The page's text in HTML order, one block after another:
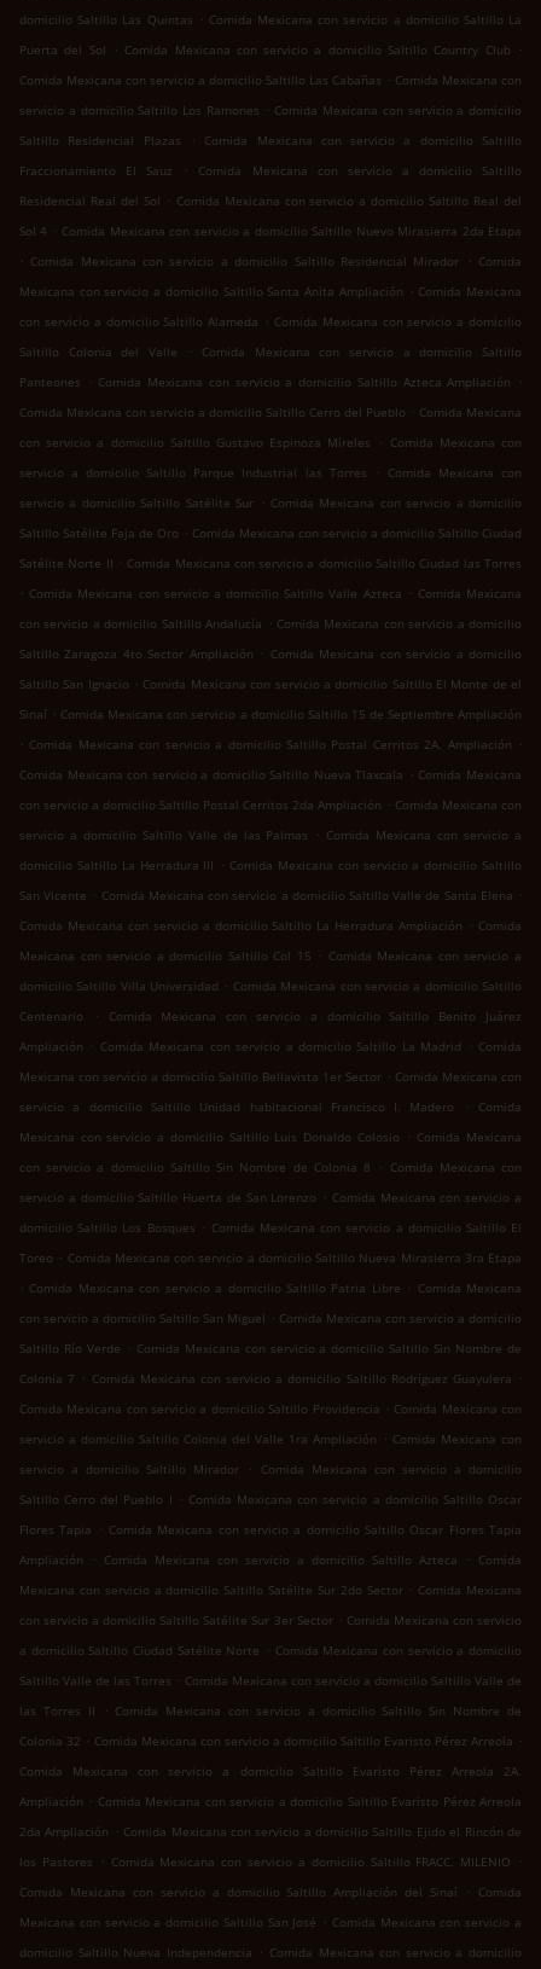
domicilio Saltillo Las Quintas . Comida Mexicana con servicio a domicilio Saltillo La
Puerta del Sol
. Comida Mexicana con servicio a domicilio Saltillo Country Club
.
Comida Mexicana con servicio a domicilio Saltillo Las Cabañas . Comida Mexicana con
servicio a domicilio Saltillo Los Ramones . Comida Mexicana con servicio a domicilio
Saltillo Residencial Plazas
.
Comida Mexicana con servicio a domicilio Saltillo
Fraccionamiento El Sauz
.
Comida Mexicana con servicio a domicilio Saltillo
Residencial Real del Sol . Comida Mexicana con servicio a domicilio Saltillo Real del
Sol 4 . Comida Mexicana con servicio a domicilio Saltillo Nuevo Mirasierra 2da Etapa
. Comida Mexicana con servicio a domicilio Saltillo Residencial Mirador . Comida
Mexicana con servicio a domicilio Saltillo Santa Anita Ampliación . Comida Mexicana
con servicio a domicilio Saltillo Alameda . Comida Mexicana con servicio a domicilio
Saltillo Colonia del Valle
.
Comida Mexicana con servicio a domicilio Saltillo
Panteones
. Comida Mexicana con servicio a domicilio Saltillo Azteca Ampliación
.
Comida Mexicana con servicio a domicilio Saltillo Cerro del Pueblo . Comida Mexicana
con servicio a domicilio Saltillo Gustavo Espinoza Míreles
. Comida Mexicana con
servicio a domicilio Saltillo Parque Industrial las Torres
. Comida Mexicana con
servicio a domicilio Saltillo Satélite Sur . Comida Mexicana con servicio a domicilio
Saltillo Satélite Faja de Oro . Comida Mexicana con servicio a domicilio Saltillo Ciudad
Satélite Norte II . Comida Mexicana con servicio a domicilio Saltillo Ciudad las Torres
. Comida Mexicana con servicio a domicilio Saltillo Valle Azteca . Comida Mexicana
con servicio a domicilio Saltillo Andalucía . Comida Mexicana con servicio a domicilio
Saltillo Zaragoza 4to Sector Ampliación . Comida Mexicana con servicio a domicilio
Saltillo San Ignacio . Comida Mexicana con servicio a domicilio Saltillo El Monte de el
Sinaí . Comida Mexicana con servicio a domicilio Saltillo 15 de Septiembre Ampliación
. Comida Mexicana con servicio a domicilio Saltillo Postal Cerritos 2A. Ampliación .
Comida Mexicana con servicio a domicilio Saltillo Nueva Tlaxcala . Comida Mexicana
con servicio a domicilio Saltillo Postal Cerritos 2da Ampliación . Comida Mexicana con
servicio a domicilio Saltillo Valle de las Palmas
. Comida Mexicana con servicio a
domicilio Saltillo La Herradura III . Comida Mexicana con servicio a domicilio Saltillo
San Vicente . Comida Mexicana con servicio a domicilio Saltillo Valle de Santa Elena .
Comida Mexicana con servicio a domicilio Saltillo La Herradura Ampliación . Comida
Mexicana con servicio a domicilio Saltillo Col 15 . Comida Mexicana con servicio a
domicilio Saltillo Villa Universidad . Comida Mexicana con servicio a domicilio Saltillo
Centenario
.
Comida Mexicana con servicio a domicilio Saltillo Benito Juárez
Ampliación . Comida Mexicana con servicio a domicilio Saltillo La Madrid . Comida
Mexicana con servicio a domicilio Saltillo Bellavista 1er Sector . Comida Mexicana con
servicio a domicilio Saltillo Unidad habitacional Francisco I. Madero
.
Comida
Mexicana con servicio a domicilio Saltillo Luis Donaldo Colosio
. Comida Mexicana
con servicio a domicilio Saltillo Sin Nombre de Colonia 8
. Comida Mexicana con
servicio a domicilio Saltillo Huerta de San Lorenzo . Comida Mexicana con servicio a
domicilio Saltillo Los Bosques . Comida Mexicana con servicio a domicilio Saltillo El
Toreo . Comida Mexicana con servicio a domicilio Saltillo Nueva Mirasierra 3ra Etapa
. Comida Mexicana con servicio a domicilio Saltillo Patria Libre . Comida Mexicana
con servicio a domicilio Saltillo San Miguel . Comida Mexicana con servicio a domicilio
Saltillo Río Verde . Comida Mexicana con servicio a domicilio Saltillo Sin Nombre de
Colonia 7 . Comida Mexicana con servicio a domicilio Saltillo Rodríguez Guayulera .
Comida Mexicana con servicio a domicilio Saltillo Providencia . Comida Mexicana con
servicio a domicilio Saltillo Colonia del Valle 1ra Ampliación . Comida Mexicana con
servicio a domicilio Saltillo Mirador
.
Comida Mexicana con servicio a domicilio
Saltillo Cerro del Pueblo I . Comida Mexicana con servicio a domicilio Saltillo Oscar
Flores Tapia
. Comida Mexicana con servicio a domicilio Saltillo Oscar Flores Tapia
Ampliación
. Comida Mexicana con servicio a domicilio Saltillo Azteca . Comida
Mexicana con servicio a domicilio Saltillo Satélite Sur 2do Sector . Comida Mexicana
con servicio a domicilio Saltillo Satélite Sur 3er Sector . Comida Mexicana con servicio
a domicilio Saltillo Ciudad Satélite Norte . Comida Mexicana con servicio a domicilio
Saltillo Valle de las Torres . Comida Mexicana con servicio a domicilio Saltillo Valle de
las Torres II
. Comida Mexicana con servicio a domicilio Saltillo Sin Nombre de
Colonia 32 . Comida Mexicana con servicio a domicilio Saltillo Evaristo Pérez Arreola .
Comida Mexicana con servicio a domicilio Saltillo Evaristo Pérez Arreola 2A.
Ampliación . Comida Mexicana con servicio a domicilio Saltillo Evaristo Pérez Arreola
2da Ampliación . Comida Mexicana con servicio a domicilio Saltillo Ejido el Rincón de
los Pastores
. Comida Mexicana con servicio a domicilio Saltillo FRACC. MILENIO
.
Comida Mexicana con servicio a domicilio Saltillo Ampliación del Sinaí
. Comida
Mexicana con servicio a domicilio Saltillo San José . Comida Mexicana con servicio a
domicilio Saltillo Nueva Independencia . Comida Mexicana con servicio a domicilio